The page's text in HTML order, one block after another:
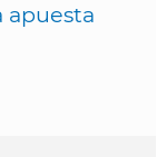
apuesta